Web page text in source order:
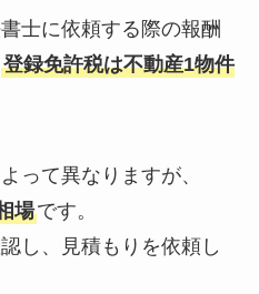
士に依頼する際の報酬
登録免許税は不動産1物件
って異なりますが、
場です。
し、見積もりを依頼し